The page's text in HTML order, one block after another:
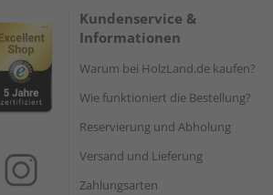
Kundenservice &
Informationen
Warum bei HolzLand.de kaufen?
Wie funktioniert die Bestellung?
Reservierung und Abholung
Versand und Lieferung
Zahlungsarten